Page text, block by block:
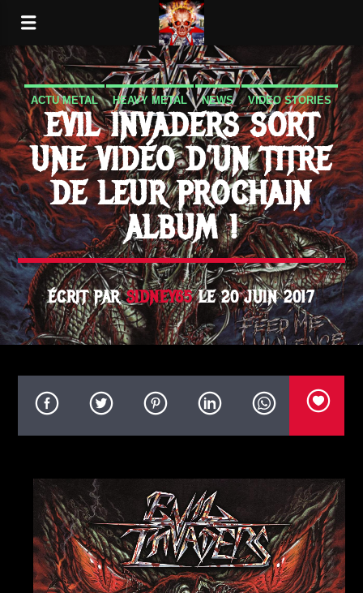
ACTU METAL HEAVY METAL NEWS VIDEO STORIES
EVIL INVADERS SORT
UNE VIDÉO D’UN TITRE
DE LEUR PROCHAIN
ALBUM !
ÉCRIT PARSIDNEY65LE 20 JUIN 2017